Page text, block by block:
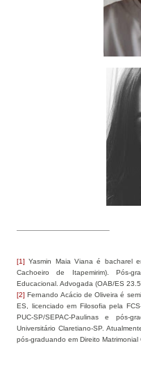
[1] Yasmin Maia Viana é bacharel
Cachoeiro de Itapemirim). Pós-
Educacional. Advogada (OAB/ES
[2] Fernando Acácio de Oliveira é
ES, licenciado em Filosofia pela
PUC-SP/SEPAC-Paulinas e pós-
Universitário Claretiano-SP.
pós-graduando em Direito Matrimonial